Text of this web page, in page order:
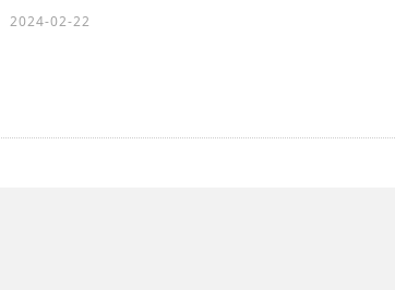
2024-02-22